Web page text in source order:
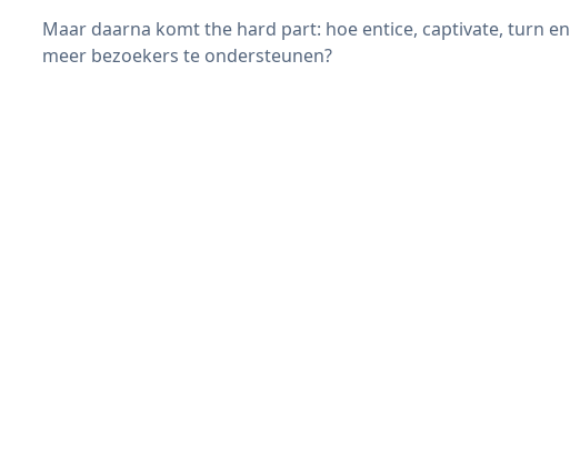
Maar daarna komt the hard part: hoe entice, captivate, turn en
meer bezoekers te ondersteunen?